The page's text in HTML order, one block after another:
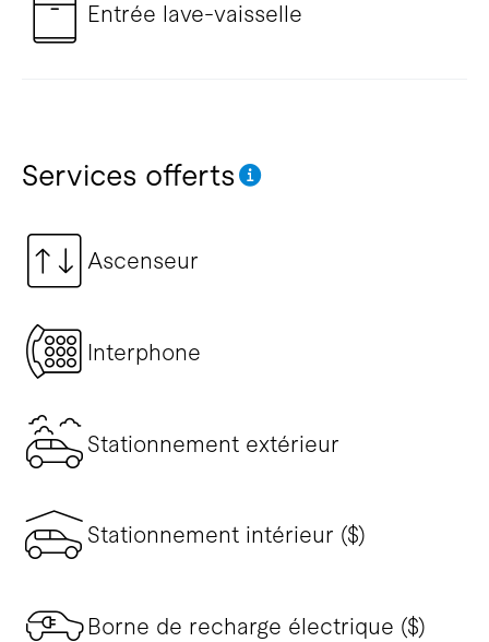
Entrée lave-vaisselle
Services offerts
Ascenseur
Interphone
Stationnement extérieur
Stationnement intérieur ($)
Borne de recharge électrique ($)